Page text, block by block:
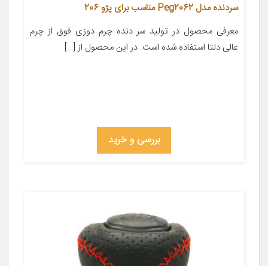
سردنده مدل Peg2062 مناسب برای پژو 206
معرفی محصول در تولید سر دنده چرم دوزی فوق از چرم
عالی دلتا استفاده شده است. در این محصول از […]
بررسی و خرید